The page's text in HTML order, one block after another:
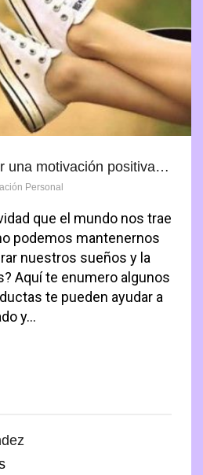
una motivación positiva…
Personal
que el mundo nos trae
podemos mantenernos
nuestros sueños y la
Aquí te enumero algunos
te pueden ayudar a
y…